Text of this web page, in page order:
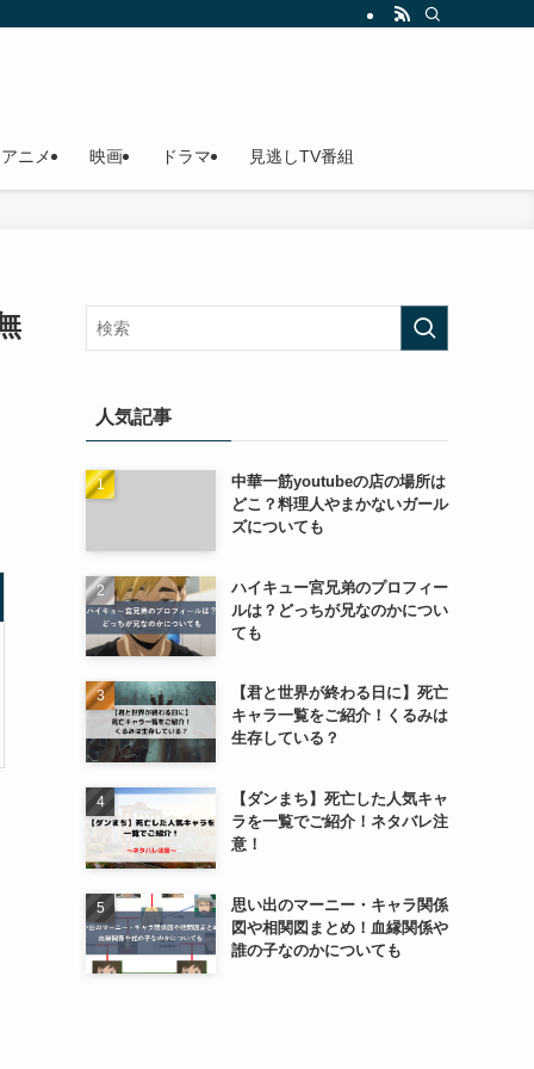
アニメ 映画 ドラマ 見逃しTV番組
人気記事
中華一筋youtubeの店の場所は
どこ？料理人やまかないガール
ズについても
ハイキュー宮兄弟のプロフィー
ルは？どっちが兄なのかについ
ても
【君と世界が終わる日に】死亡
キャラ一覧をご紹介！くるみは
生存している？
【ダンまち】死亡した人気キャ
ラを一覧でご紹介！ネタバレ注
意！
思い出のマーニー・キャラ関係
図や相関図まとめ！血縁関係や
誰の子なのかについても